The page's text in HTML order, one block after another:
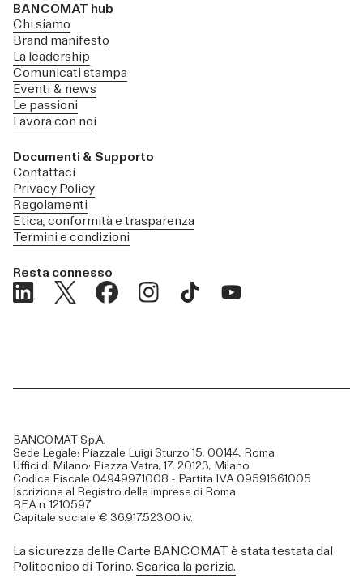
BANCOMAT hub
Chi siamo
Brand manifesto
La leadership
Comunicati stampa
Eventi & news
Le passioni
Lavora con noi
Documenti & Supporto
Contattaci
Privacy Policy
Regolamenti
Etica, conformità e trasparenza
Termini e condizioni
Resta connesso
BANCOMAT S.p.A.
Sede Legale: Piazzale Luigi Sturzo 15, 00144, Roma
Uffici di Milano: Piazza Vetra, 17, 20123, Milano
Codice Fiscale 04949971008 - Partita IVA 09591661005
Iscrizione al Registro delle imprese di Roma
REA n. 1210597
Capitale sociale € 36.917.523,00 i.v.
La sicurezza delle Carte BANCOMAT è stata testata dal
Politecnico di Torino. Scarica la perizia.